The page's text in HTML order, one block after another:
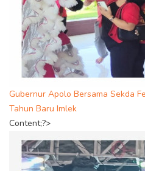
Gubernur Apolo Bersama Sekda
Tahun Baru Imlek
Content;?>